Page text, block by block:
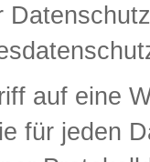
auf eine
für jeden